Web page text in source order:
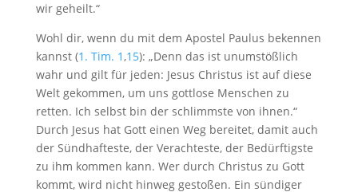
wir geheilt.“
Wohl dir, wenn du mit dem Apostel Paulus bekennen
kannst (1. Tim. 1,15): „Denn das ist unumstößlich
wahr und gilt für jeden: Jesus Christus ist auf diese
Welt gekommen, um uns gottlose Menschen zu
retten. Ich selbst bin der schlimmste von ihnen.“
Durch Jesus hat Gott einen Weg bereitet, damit auch
der Sündhafteste, der Verachteste, der Bedürftigste
zu ihm kommen kann. Wer durch Christus zu Gott
kommt, wird nicht hinweg gestoßen. Ein sündiger